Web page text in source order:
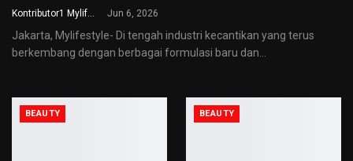
Kontributor1 Mylifestyle Jun 6, 2026
Jakarta, Mylifestyle- Di tengah industri kecantikan yang terus
berkembang dengan berbagai formulasi baru dan
BEAUTY BEAUTY